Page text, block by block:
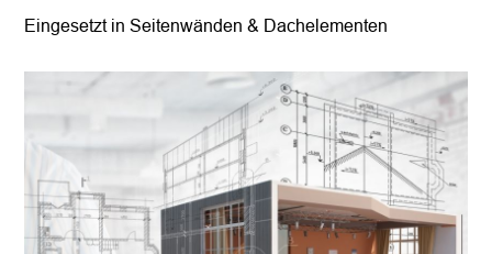
Eingesetzt in Seitenwänden & Dachelementen